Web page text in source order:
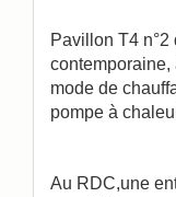
Pavillon T4 n°2
contemporaine,
mode de
pompe à
Au RDC,une